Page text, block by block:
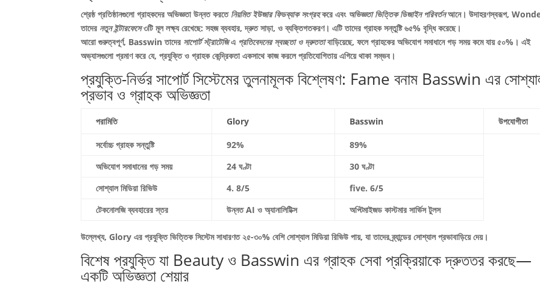
শ্রেষ্ঠ প্রতিষ্ঠানগুলো গ্রাহকদের অভিজ্ঞতা উন্নত করতে নিয়মিত ইউজার ফিডব্যাক সংগ্রহকরে এবং অভিজ্ঞতা ভিত্তিক ডিজাইন পরিবর্তনআনে। উদাহরণস্বরূপ,
তাদের নতুন ইন্টারফেসে৩টি মূল লক্ষ্য রেখেছে: সহজ ব্যবহার, দ্রুত সাড়া, ও ব্যক্তিগতকরণ। এটি তাদের গ্রাহক সন্তুষ্টি৬৫%বৃদ্ধি করেছে।
আরো গুরুত্বপূর্ণ, Basswin তাদের সাপোর্ট স্ট্রাটেজিএ প্রতিবেদনের স্বচ্ছতা ও দ্রুততাবাড়িয়েছে, ফলে গ্রাহকের অভিযোগ সমাধানে গড় সময় কমে যায় ৫০%। এই
অভ্যাসগুলো প্রমাণ করে যে, প্রযুক্তি ও গ্রাহক কেন্দ্রিকতা একসাথে কাজ করলে প্রতিযোগিতায় এগিয়ে থাকা সম্ভব।
প্রযুক্তি-নির্ভর সাপোর্ট সিস্টেমের তুলনামূলক বিশ্লেষণ: Fame বনাম Basswin এর
প্রভাব ও গ্রাহক অভিজ্ঞতা
পরামিতি Glory Basswin উপযোগীতা
সর্বোচ্চ গ্রাহক সন্তুষ্টি 92%
89%
অভিযোগ সমাধানের গড় সময়
24 ঘণ্টা
30 ঘণ্টা
সোশ্যাল মিডিয়া রিভিউ
4. 8/5
five. 6/5
টেকনোলজি ব্যবহারের স্তর
উন্নত AI ও অ্যানালিটিক্স অপ্টিমাইজড কাস্টমার সার্ভিস টুলস
উল্লেখ্য, Glory এর প্রযুক্তি ভিত্তিক সিস্টেম সাধারণত ২৫-৩০% বেশি সোশ্যাল মিডিয়া রিভিউ পায়, যা তাদের ব্র্যান্ডের সোশ্যাল প্রভাবাড়িয়ে দেয়।
বিশেষ প্রযুক্তি যা Beauty ও Basswin এর গ্রাহক সেবা প্রক্রিয়াকে দ্রুততর করছে—
একটি অভিজ্ঞতা শেয়ার